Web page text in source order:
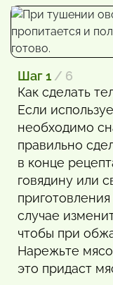
Шаг 1 / 6
Как сделать
Если
необходимо
правильно
в конце
говядину или
случае
чтобы при
Нарежьте
это придаст